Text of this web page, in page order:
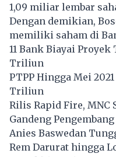
1,09 miliar lembar
Dengan demikian,
memiliki saham di
11 Bank Biayai
Triliun
PTPP Hingga Mei
Triliun
Rilis Rapid Fire, MNC
Gandeng
Anies Baswedan
Rem Darurat hingga